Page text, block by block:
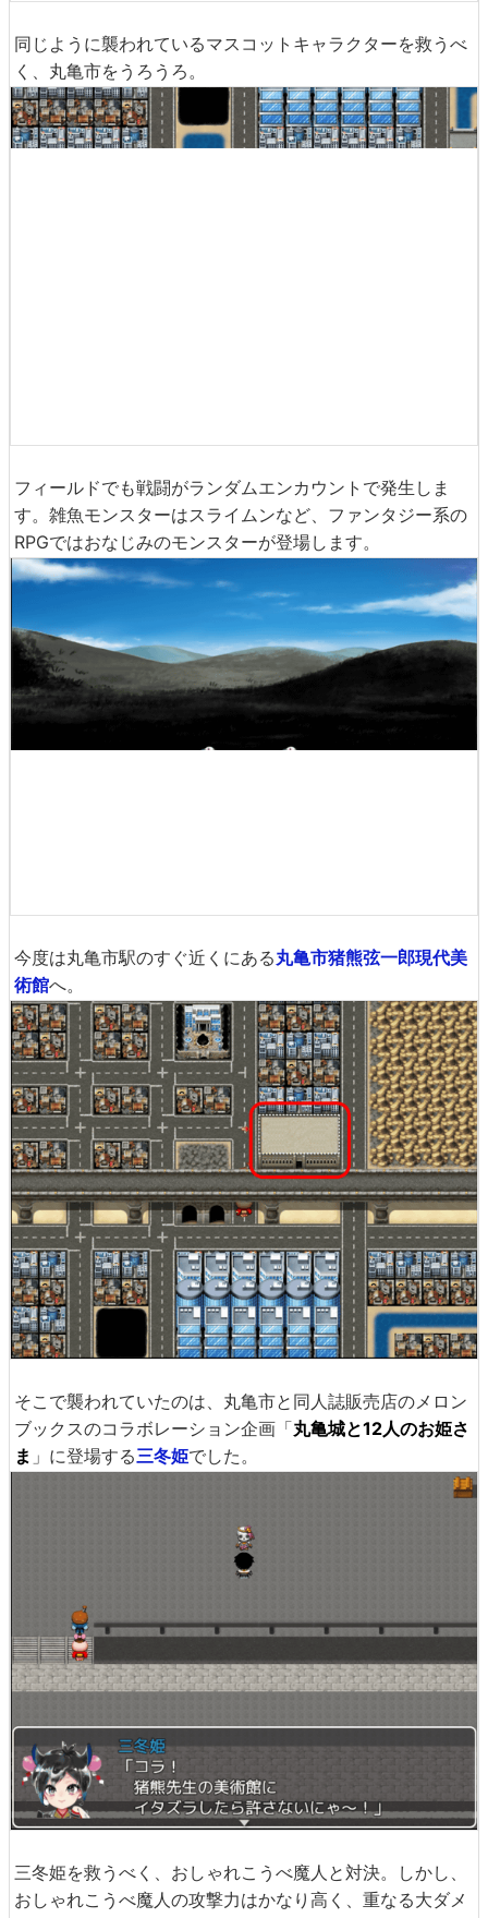
同じように襲われているマスコットキャラクターを救うべ
く、丸亀市をうろうろ。
フィールドでも戦闘がランダムエンカウントで発生しま
す。雑魚モンスターはスライムンなど、ファンタジー系の
RPGではおなじみのモンスターが登場します。
今度は丸亀市駅のすぐ近くにある丸亀市猪熊弦一郎現代美
術館へ。
そこで襲われていたのは、丸亀市と同人誌販売店のメロン
ブックスのコラボレーション企画「丸亀城と12人のお姫さ
ま 」に登場する三冬姫でした。
三冬姫を救うべく、おしゃれこうべ魔人と対決。しかし、
おしゃれこうべ魔人の攻撃力はかなり高く、重なる大ダメ